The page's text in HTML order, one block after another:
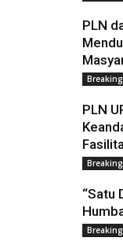
PLN
PLN
“Satu